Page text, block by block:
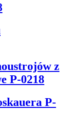
z
P-0218
P-